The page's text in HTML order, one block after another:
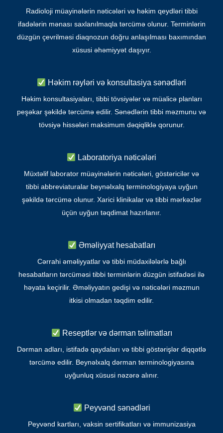
Radioloji müayinələrin nəticələri və həkim qeydləri tibbi
ifadələrin mənası saxlanılmaqla tərcümə olunur. Terminlərin
düzgün çevrilməsi diaqnozun doğru anlaşılması baxımından
xüsusi əhəmiyyət daşıyır.
Həkim rəyləri və konsultasiya sənədləri
Həkim konsultasiyaları, tibbi tövsiyələr və müalicə planları
peşəkar şəkildə tərcümə edilir. Sənədlərin tibbi məzmunu və
tövsiyə hissələri maksimum dəqiqliklə qorunur.
Laboratoriya nəticələri
Müxtəlif laborator müayinələrin nəticələri, göstəricilər və
tibbi abbreviaturalar beynəlxalq terminologiyaya uyğun
şəkildə tərcümə olunur. Xarici klinikalar və tibbi mərkəzlər
üçün uyğun təqdimat hazırlanır.
Əməliyyat hesabatları
Cərrahi əməliyyatlar və tibbi müdaxilələrlə bağlı
hesabatların tərcüməsi tibbi terminlərin düzgün istifadəsi ilə
həyata keçirilir. Əməliyyatın gedişi və nəticələri məzmun
itkisi olmadan təqdim edilir.
Reseptlər və dərman təlimatları
Dərman adları, istifadə qaydaları və tibbi göstərişlər diqqətlə
tərcümə edilir. Beynəlxalq dərman terminologiyasına
uyğunluq xüsusi nəzərə alınır.
Peyvənd sənədləri
Peyvənd kartları, vaksin sertifikatları və immunizasiya